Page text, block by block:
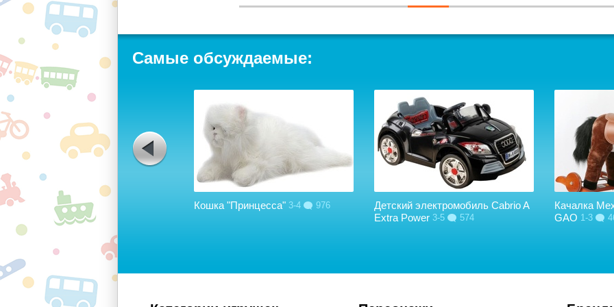
Самые обсуждаемые:
Lego Duplo 10525: Большая
Кошка "Принцесса" 3-4 976
Детский электромобиль Cabrio A
Extra Power 3-5 574
Качалка
GAO 1-3